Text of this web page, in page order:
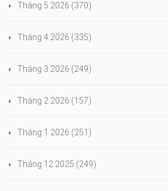
Tháng 5 2026 (370)
Tháng 4 2026 (335)
Tháng 3 2026 (249)
Tháng 2 2026 (157)
Tháng 1 2026 (251)
Tháng 12 2025 (249)